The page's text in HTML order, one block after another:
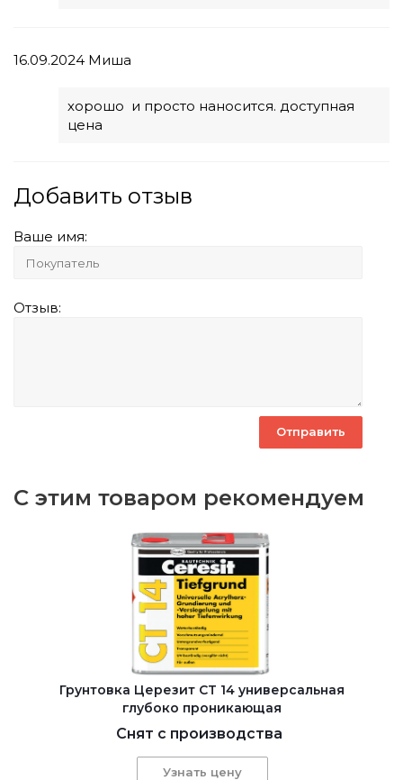
16.09.2024 Миша
хорошо и просто наносится. доступная
цена
Добавить отзыв
Ваше имя:
Отзыв:
С этим товаром рекомендуем
Грунтовка Церезит CT 14 универсальная
глубоко проникающая
Снят с производства
Узнать цену